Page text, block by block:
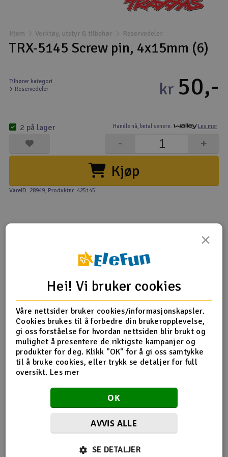
Droner
Fly
Helikopter
Kamerautstyr
Modellbygging, LEGO & byggesett
Modelljernbane
Motor & tilbehør
Raketter
Smarthjem, lek & hobby
Solenergi
Sparkesykler & elkjøretøy
Verktøy, utstyr & tilbehør
Hjem Verktøy, utstyr & tilbehør Reservedeler
TRX-5145 Screw pin, 4x15mm (6)
Tilhører kategori
Reservedeler
Handle nå, betal senere. Les mer
kr 50,-
Kjøp
+
-
2 på lager
VareID: 28949, Produktnr: 425145
Tips en venn Anmeldelser
Produktinformasjon
TRX-5145 Screw pin, 4x15mm (6)
Flere detaljer
Produktet er
Reservedeler Traxxas
×
Hei! Vi bruker cookies
Våre nettsider bruker cookies/informasjonskapsler.
Cookies brukes til å forbedre din brukeropplevelse,
gi oss forståelse for hvordan nettsiden blir brukt og
mulighet å presentere de riktigste kampanjer og
produkter for deg. Klikk "OK" for å gi oss samtykke
til å bruke cookies, eller trykk se detaljer for full
oversikt. Les mer
OK
AVVIS ALLE
SE DETALJER